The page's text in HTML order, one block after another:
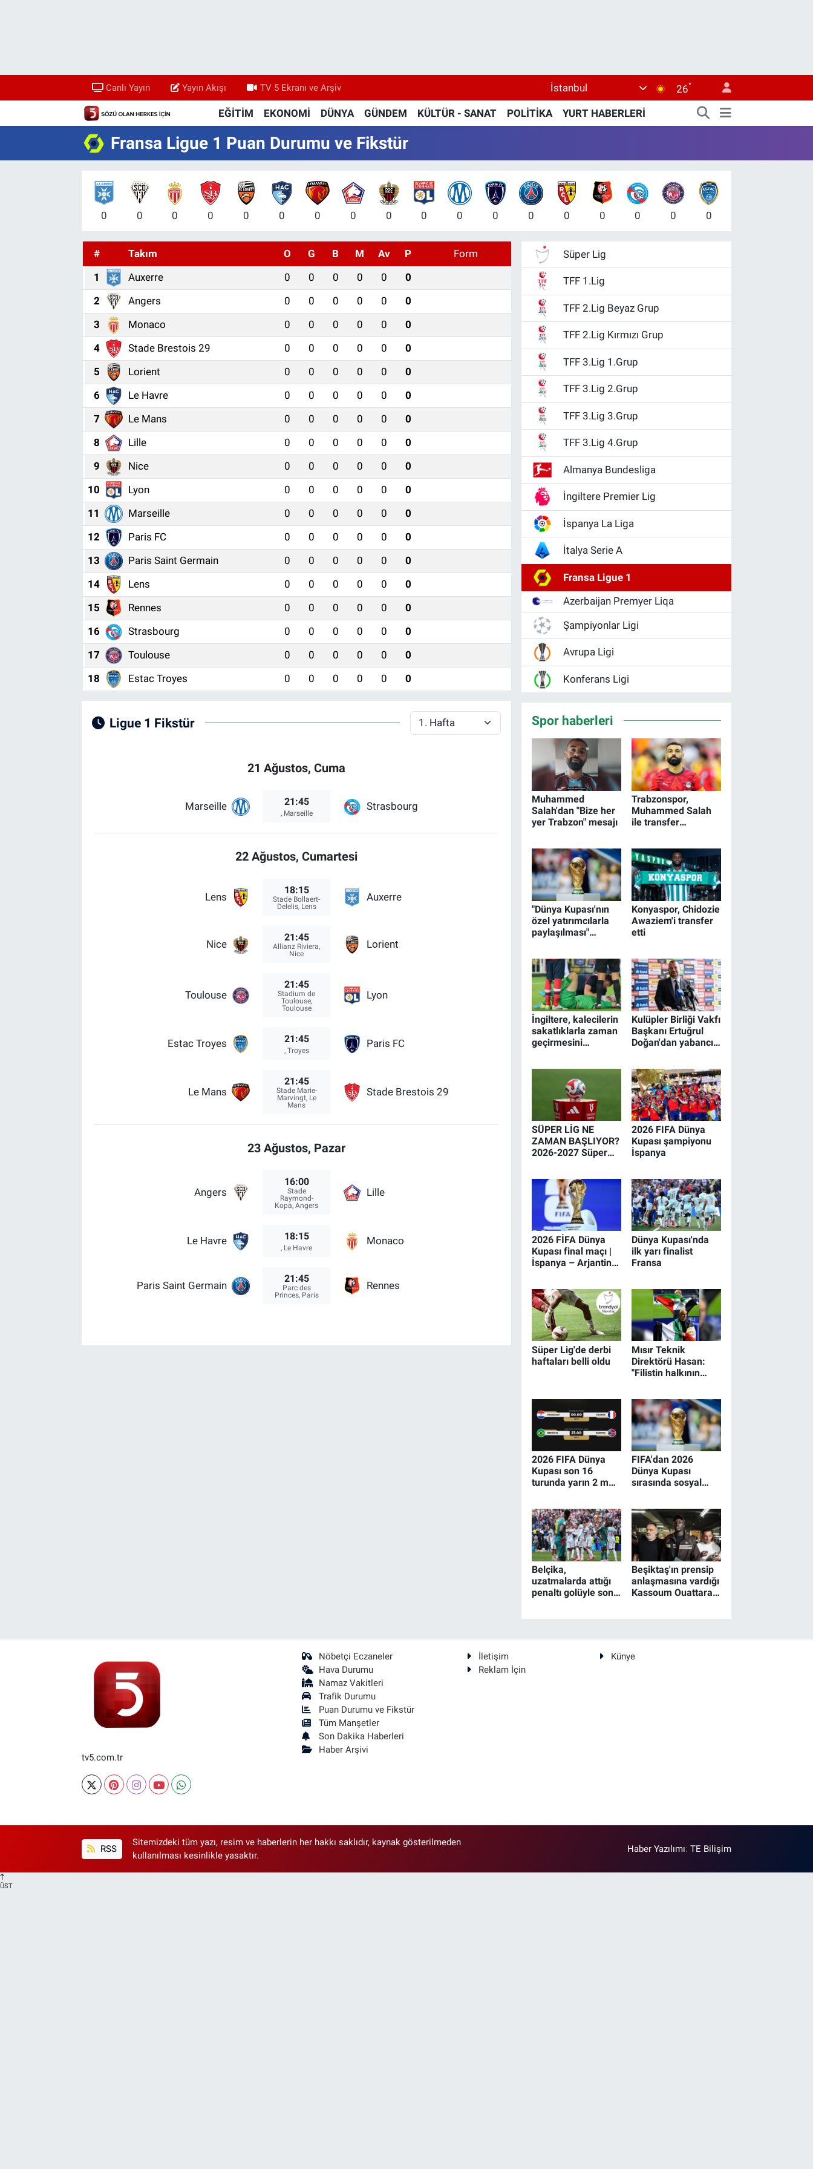
Canlı Yayın Yayın Akışı TV 5 Ekranı ve Arşiv İstanbul 26°
EĞİTİM EKONOMİ DÜNYA GÜNDEM KÜLTÜR - SANAT POLİTİKA YURT HABERLERİ
Fransa Ligue 1 Puan Durumu ve Fikstür
0 0 0 0 0 0 0 0 0 0 0 0 0 0 0 0 0 0
# Takım O G B M Av P
Form
1
Auxerre 0 0 0 0 0
0
2
Angers 0 0 0 0 0
0
3
Monaco 0 0 0 0 0
0
4
Stade Brestois 29 0 0 0 0 0
0
5
Lorient 0 0 0 0 0
0
6
Le Havre 0 0 0 0 0
0
7
Le Mans 0 0 0 0 0
0
8
Lille 0 0 0 0 0
0
9
Nice 0 0 0 0 0
0
10
Lyon 0 0 0 0 0
0
11
Marseille 0 0 0 0 0
0
12
Paris FC 0 0 0 0 0
0
13
Paris Saint Germain 0 0 0 0 0
0
14
Lens 0 0 0 0 0
0
15
Rennes 0 0 0 0 0
0
16
Strasbourg 0 0 0 0 0
0
17
Toulouse 0 0 0 0 0
0
18
Estac Troyes 0 0 0 0 0 0
Ligue 1 Fikstür
21 Ağustos, Cuma
Marseille 21:45
, Marseille
Strasbourg
22 Ağustos, Cumartesi
Lens
18:15
Stade Bollaert-
Delelis, Lens
Auxerre
Nice
21:45
Allianz Riviera,
Nice
Lorient
Toulouse
21:45
Stadium de
Toulouse,
Toulouse
Lyon
Estac Troyes 21:45
, Troyes
Paris FC
Le Mans
21:45
Stade Marie-
Marvingt, Le
Mans
Stade Brestois 29
23 Ağustos, Pazar
Angers
16:00
Stade
Raymond-
Kopa, Angers
Lille
Le Havre 18:15
, Le Havre
Monaco
Paris Saint Germain
21:45
Parc des
Princes, Paris
Rennes
Süper Lig
TFF 1.Lig
TFF 2.Lig Beyaz Grup
TFF 2.Lig Kırmızı Grup
TFF 3.Lig 1.Grup
TFF 3.Lig 2.Grup
TFF 3.Lig 3.Grup
TFF 3.Lig 4.Grup
Almanya Bundesliga
İngiltere Premier Lig
İspanya La Liga
İtalya Serie A
Fransa Ligue 1
Azerbaijan Premyer Liqa
Şampiyonlar Ligi
Avrupa Ligi
Konferans Ligi
Spor haberleri
Muhammed
Salah'dan "Bize her
yer Trabzon" mesajı
Trabzonspor,
Muhammed Salah
ile transfer
"Dünya Kupası'nın
özel yatırımcılarla
paylaşılması"
Konyaspor, Chidozie
Awaziem'i transfer
etti
İngiltere, kalecilerin
sakatlıklarla zaman
geçirmesini
Kulüpler Birliği Vakfı
Başkanı Ertuğrul
Doğan'dan yabancı
SÜPER LİG NE
ZAMAN BAŞLIYOR?
2026-2027 Süper
ilk maç hangi
tarihte?
2026 FIFA Dünya
Kupası şampiyonu
İspanya
2026 FİFA Dünya
Kupası final maçı |
İspanya – Arjantin
kaçta?
Dünya Kupası'nda
ilk yarı finalist
Fransa
Süper Lig'de derbi
haftaları belli oldu
Mısır Teknik
Direktörü Hasan:
"Filistin halkının
etmiyor"
2026 FIFA Dünya
Kupası son 16
turunda yarın 2 maç
FIFA'dan 2026
Dünya Kupası
sırasında sosyal
Belçika,
uzatmalarda attığı
penaltı golüyle son
Beşiktaş'ın prensip
anlaşmasına vardığı
Kassoum Ouattara,
tv5.com.tr
Nöbetçi Eczaneler
Hava Durumu
Namaz Vakitleri
Trafik Durumu
Puan Durumu ve Fikstür
Tüm Manşetler
Son Dakika Haberleri
Haber Arşivi
İletişim
Künye
Reklam İçin
RSS
Sitemizdeki tüm yazı, resim ve haberlerin her hakkı saklıdır, kaynak gösterilmeden
kullanılması kesinlikle yasaktır.
Haber Yazılımı:TE Bilişim
ÜST
Yayın Akışı
TV 5 Ekranı ve Arşiv